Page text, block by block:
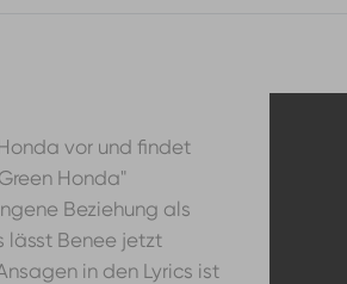
vor und findet
Honda"
Beziehung als
lässt Benee jetzt
in den Lyrics ist